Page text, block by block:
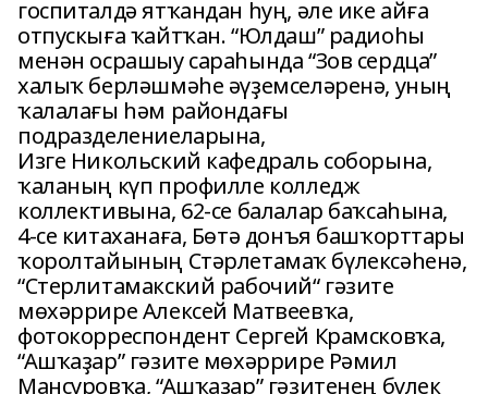
госпиталдә ятҡандан һуң, әле ике айға
отпускыға ҡайтҡан. “Юлдаш” радиоһы
менән осрашыу сараһында “Зов сердца”
халыҡ берләшмәһе әүҙемселәренә, уның
ҡалалағы һәм райондағы
подразделениеларына,
Изге Никольский кафедраль соборына,
ҡаланың күп профилле колледж
коллективына, 62-се балалар баҡсаһына,
4-се китаханаға, Бөтә донъя башҡорттары
ҡоролтайының Стәрлетамаҡ бүлексәһенә,
“Стерлитамакский рабочий“ гәзите
мөхәррире Алексей Матвеевҡа,
фотокорреспондент Сергей Крамсковҡа,
“Ашҡаҙар” гәзите мөхәррире Рәмил
Мансуровҡа, “Ашҡаҙар” гәзитенең бүлек